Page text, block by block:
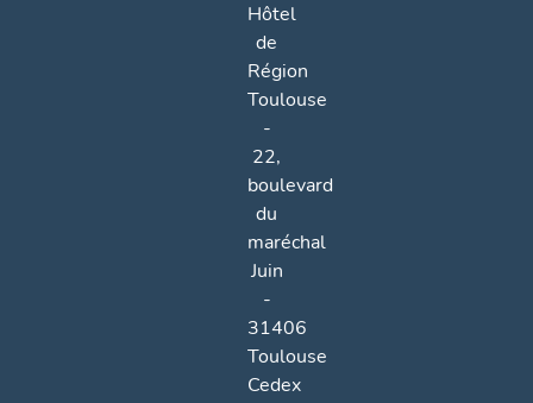
Hôtel
de
Région
Toulouse
-
22,
boulevard
du
maréchal
Juin
-
31406
Toulouse
Cedex